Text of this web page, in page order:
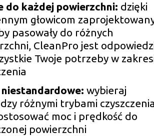
do każdej powierzchni: dzięki
głowicom
pasowały do ​​różnych
CleanPro jest
Twoje potrzeby w
wybieraj
różnymi trybami
moc i prędkość do
powierzchni